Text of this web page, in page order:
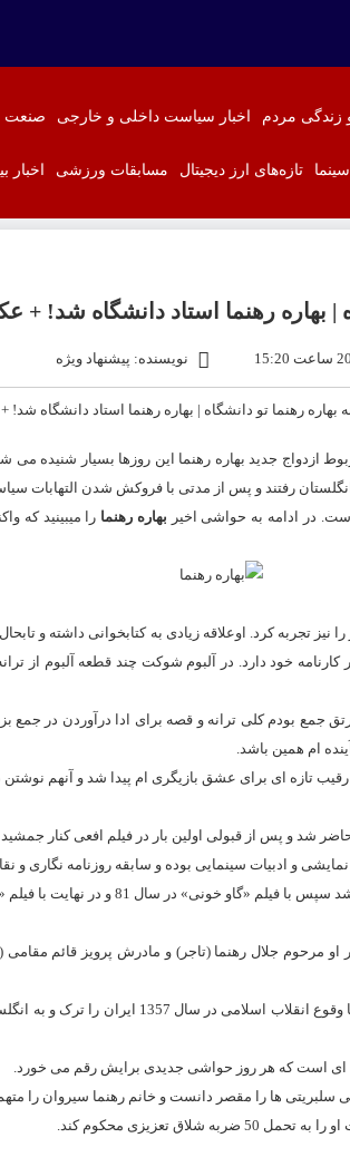
زندگی مردم اخبار سیاست داخلی و خارجی صنعت
تازه‌های ارز دیجیتال مسابقات ورزشی اخبار
| بهاره رهنما استاد دانشگاه شد! +
نویسنده: پیشنهاد ویژه
بهاره رهنما این روزها بسیار شنیده می
در ادامه به حواشی اخیر بهاره رهنما را میبینید که
خود دارد. در آلبوم شوکت چند قطعه آلبوم از
حاضر جواب و سرتق جمع بودم کلی ترانه و قصه برای ادا درآوردن
ام همین باشد.
و ادبیات سینمایی بوده و سابقه روزنامه نگاری و
اراک به دنیا آمد. پدر او مرحوم جلال رهنما (تاجر) و مادرش پرویز
خانواده بهاره رهنما در 2 سالگی او به تهران نقل
ای است که هر روز حواشی جدیدی برایش رقم می خورد.
ها را مقصر دانست و خانم رهنما سیروان را
تعزیزی محکوم کند.